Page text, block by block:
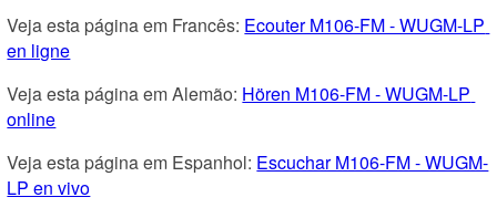
Veja esta página em Francês: Ecouter M106-FM - WUGM-LP
en ligne
Veja esta página em Alemão: Hören M106-FM - WUGM-LP
online
Veja esta página em Espanhol: Escuchar M106-FM - WUGM-
LP en vivo